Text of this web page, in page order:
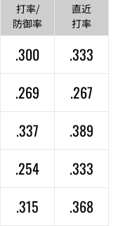
打率/
防御率
直近
打率
.300
.333
.269
.267
.337
.389
.254
.333
.315
.368